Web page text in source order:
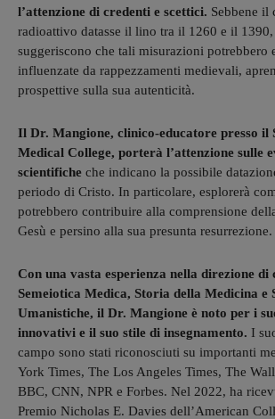
l’attenzione di credenti e scettici. Sebbene il
radioattivo datasse il lino tra il 1260 e il
suggeriscono che tali misurazioni potrebbero
influenzate da rappezzamenti medievali,
prospettive sulla sua autenticità.
Il Dr. Mangione, clinico-educatore presso il
Medical College, porterà l’attenzione sulle
scientifiche che indicano la possibile
periodo di Cristo. In particolare, esplorerà
potrebbero contribuire alla comprensione
Gesù e persino alla sua presunta resurrezione.
Con una vasta esperienza nella direzione di
Semeiotica Medica, Storia della Medicina e
Umanistiche, il Dr. Mangione è noto per i
innovativi e il suo stile di insegnamento. I
campo sono stati riconosciuti su importanti
York Times, The Los Angeles Times, The
BBC, CNN, NPR e Forbes. Nel 2022, ha
Premio Nicholas E. Davies dell’American